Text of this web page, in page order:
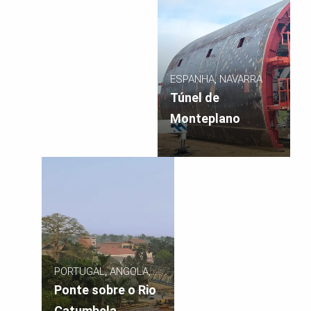
ESPANHA, NAVARRA
Túnel de
Monteplano
PORTUGAL, ANGOLA,
CATUMBELA
Ponte sobre o Rio